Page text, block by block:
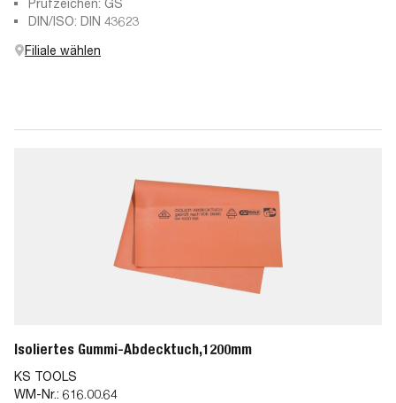
Prüfzeichen: GS
DIN/ISO: DIN 43623
Filiale wählen
Isoliertes Gummi-Abdecktuch,1200mm
KS TOOLS
WM-Nr.: 616.00.64